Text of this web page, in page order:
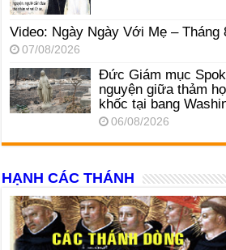
Video: Ngày Ngày Với Mẹ – Tháng
07/08/2026
Đức Giám mục
nguyện giữa thảm
khốc tại bang
06/08/2026
HẠNH CÁC THÁNH